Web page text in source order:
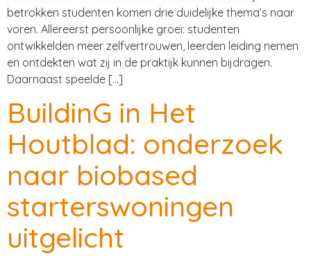
betrokken studenten komen drie duidelijke thema’s naar
voren. Allereerst persoonlijke groei: studenten
ontwikkelden meer zelfvertrouwen, leerden leiding nemen
en ontdekten wat zij in de praktijk kunnen bijdragen.
Daarnaast speelde […]
BuildinG in Het
Houtblad: onderzoek
naar biobased
starterswoningen
uitgelicht